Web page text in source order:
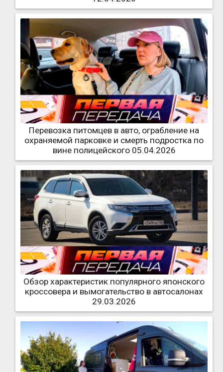
Перевозка питомцев в авто, ограбление на
охраняемой парковке и смерть подростка по
вине полицейского 05.04.2026
Обзор характеристик популярного японского
кроссовера и вымогательство в автосалонах
29.03.2026